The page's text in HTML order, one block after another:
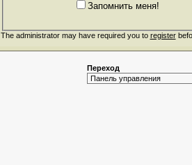
Запомнить меня!
The administrator may have required you to register
Переход